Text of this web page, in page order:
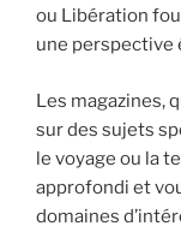
ou Libération
une perspective
Les magazines,
sur des sujets
le voyage ou la
approfondi et
domaines